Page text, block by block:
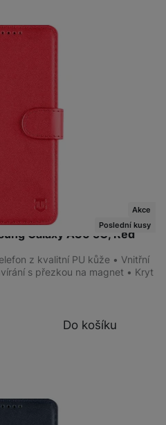
Galaxy A36 5G, Red
Akce
Poslední kusy
z kvalitní PU kůže • Vnitřní
s přezkou na magnet • Kryt
Do košíku